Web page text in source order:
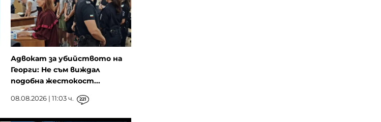
Адвокат за убийството на
Георги: Не съм виждал
подобна жестокост...
08.08.2026 | 11:03 ч. 221